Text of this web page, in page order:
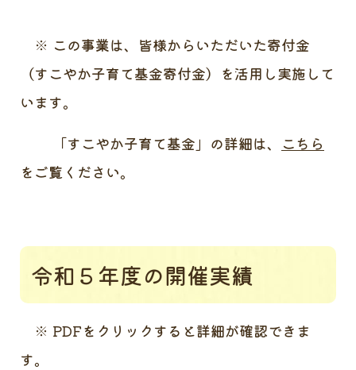
※ この事業は、皆様からいただいた寄付金
（すこやか子育て基金寄付金）を活用し実施して
います。
「すこやか子育て基金」の詳細は、
こちら
をご覧ください。
令和５年度の開催実績
※ PDFをクリックすると詳細が確認できま
す。